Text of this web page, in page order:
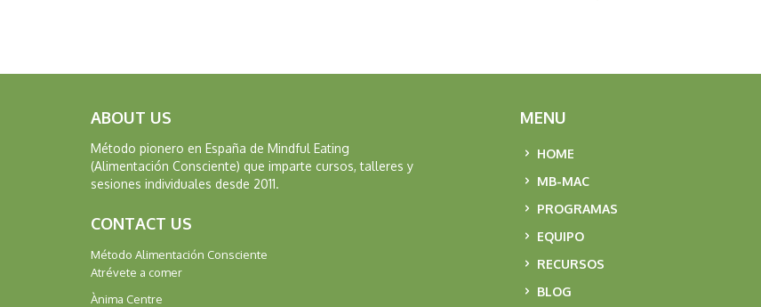
ABOUT US
Método pionero en España de Mindful Eating
(Alimentación Consciente) que imparte cursos, talleres y
sesiones individuales desde 2011.
CONTACT US
Método Alimentación Consciente
Atrévete a comer
Ànima Centre
MENU
HOME
MB-MAC
PROGRAMAS
EQUIPO
RECURSOS
BLOG